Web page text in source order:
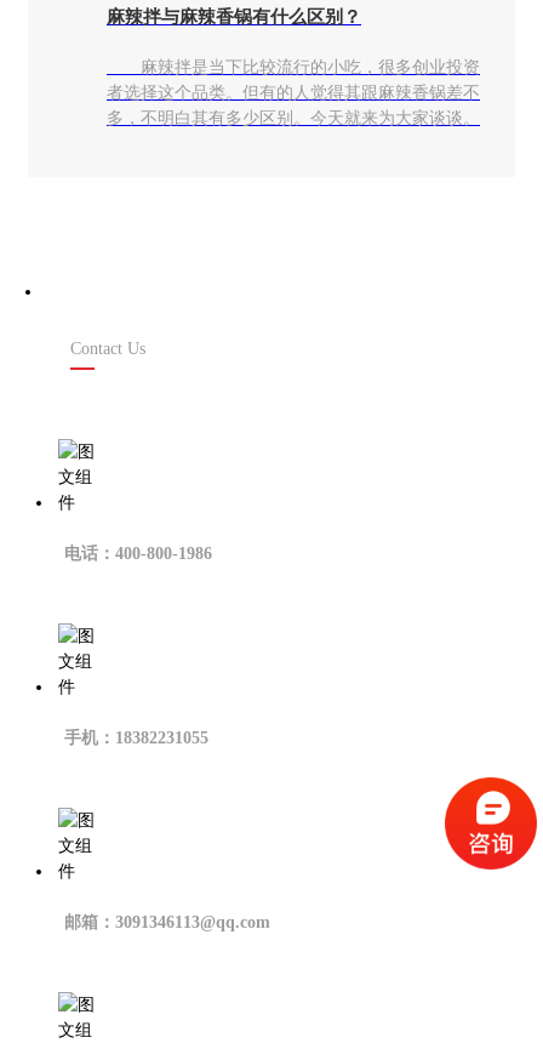
麻辣拌与麻辣香锅有什么区别？
麻辣拌是当下比较流行的小吃，很多创业投资
者选择这个品类。但有的人觉得其跟麻辣香锅差不
多，不明白其有多少区别。今天就来为大家谈谈。
Contact Us
电话：400-800-1986
手机：18382231055
邮箱：3091346113@qq.com